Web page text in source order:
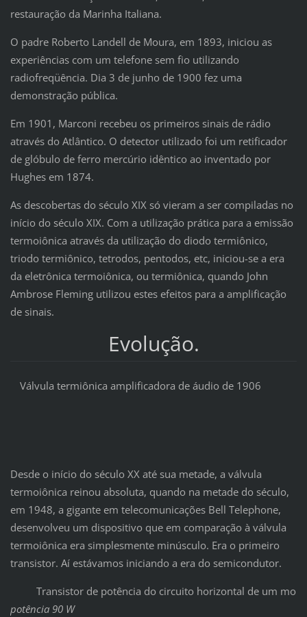
restauração da Marinha Italiana.
O padre Roberto Landell de Moura, em 1893, iniciou as
experiências com um telefone sem fio utilizando
radiofreqüência. Dia 3 de junho de 1900 fez uma
demonstração pública.
Em 1901, Marconi recebeu os primeiros sinais de rádio
através do Atlântico. O detector utilizado foi um retificador
de glóbulo de ferro mercúrio idêntico ao inventado por
Hughes em 1874.
As descobertas do século XIX só vieram a ser compiladas no
início do século XIX. Com a utilização prática para a emissão
termoiônica através da utilização do diodo termiônico,
triodo termiônico, tetrodos, pentodos, etc, iniciou-se a era
da eletrônica termoiônica, ou termiônica, quando John
Ambrose Fleming utilizou estes efeitos para a amplificação
de sinais.
Evolução.
Válvula termiônica amplificadora de áudio de 1906
Desde o início do século XX até sua metade, a válvula
termoiônica reinou absoluta, quando na metade do século,
em 1948, a gigante em telecomunicações Bell Telephone,
desenvolveu um dispositivo que em comparação à válvula
termoiônica era simplesmente minúsculo. Era o primeiro
transistor. Aí estávamos iniciando a era do semicondutor.
Transistor de potência do circuito horizontal de um
potência 90 W